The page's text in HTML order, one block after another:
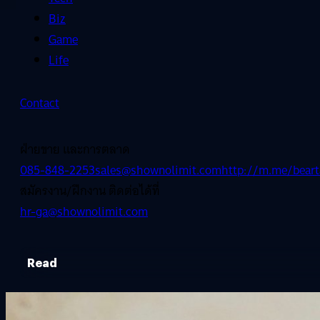
Biz
Game
Life
Contact
ฝ่ายขาย และการตลาด
085-848-2253sales@shownolimit.comhttp://m.me/
สมัครงาน/ฝึกงาน ติดต่อได้ที่
hr-ga@shownolimit.com
Read